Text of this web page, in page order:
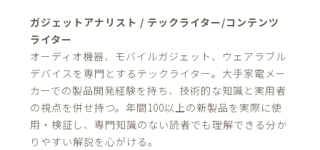
ガジェットアナリスト / テックライター/コンテンツ
ライター
オーディオ機器、モバイルガジェット、ウェアラブル
デバイスを専門とするテックライター。大手家電メー
カーでの製品開発経験を持ち、技術的な知識と実用者
の視点を併せ持つ。年間100以上の新製品を実際に使
用・検証し、専門知識のない読者でも理解できる分か
りやすい解説を心がける。